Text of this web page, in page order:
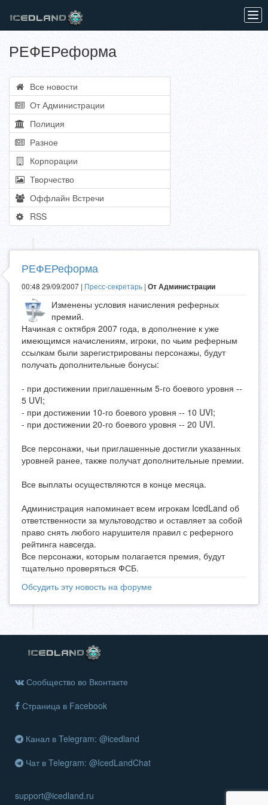
РЕФЕРеформа
Все новости
От Администрации
Полиция
Разное
Корпорации
Творчество
Оффлайн Встречи
RSS
РЕФЕРеформа
00:48 29/09/2007 | Пресс-секретарь | От Администрации
Изменены условия начисления реферных
премий.
Начиная с октября 2007 года, в дополнение к уже
имеющимся начислениям, игроки, по чьим реферным
ссылкам были зарегистрированы персонажы, будут
получать дополнительные бонусы:
- при достижении приглашенным 5-го боевого уровня --
5 UVI;
- при достижении 10-го боевого уровня -- 10 UVI;
- при достижении 20-го боевого уровня -- 20 UVI.
Все персонажи, чьи приглашенные достигли указанных
уровней ранее, также получат дополнительные премии.
Все выплаты осуществляются в конце месяца.
Администрация напоминает всем игрокам IcedLand об
ответственности за мультоводство и оставляет за собой
право снять любого нарушителя правил с реферного
рейтинга навсегда.
Все персонажи, которым полагается премия, будут
тщательно проверяться ФСБ.
Обсудить эту новость на форуме
Сообщество во Вконтакте
Страница в Facebook
Канал в Telegram: @icedland
Чат в Telegram: @IcedLandChat
support@icedland.ru